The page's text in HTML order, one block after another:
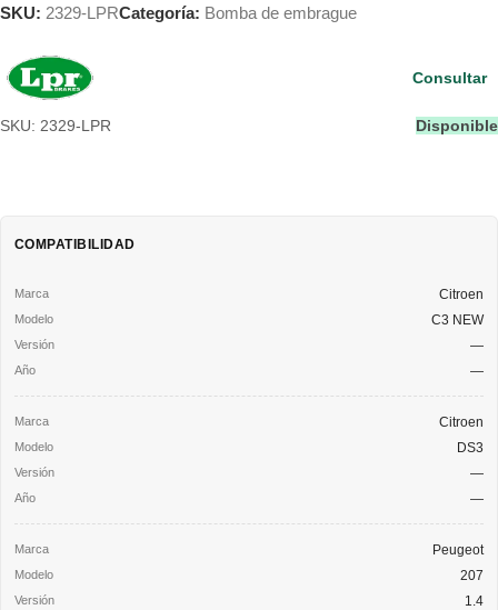
SKU: 2329-LPRCategoría: Bomba de embrague
SKU: 2329-LPR Disponible
Consultar
COMPATIBILIDAD
Citroen
C3 NEW
—
—
Citroen
DS3
—
—
Peugeot
207
1.4